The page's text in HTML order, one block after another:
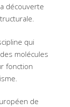
découverte
qui
molécules
fonction
de